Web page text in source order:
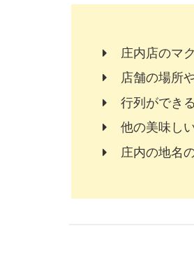
庄内店のマ
店舗の場所
行列ができ
他の美味し
庄内の地名